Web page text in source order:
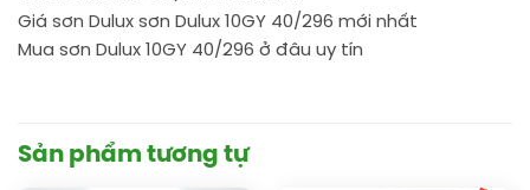
Giá sơn Dulux sơn Dulux 10GY 40/296 mới nhất
Mua sơn Dulux 10GY 40/296 ở đâu uy tín
Sản phẩm tương tự